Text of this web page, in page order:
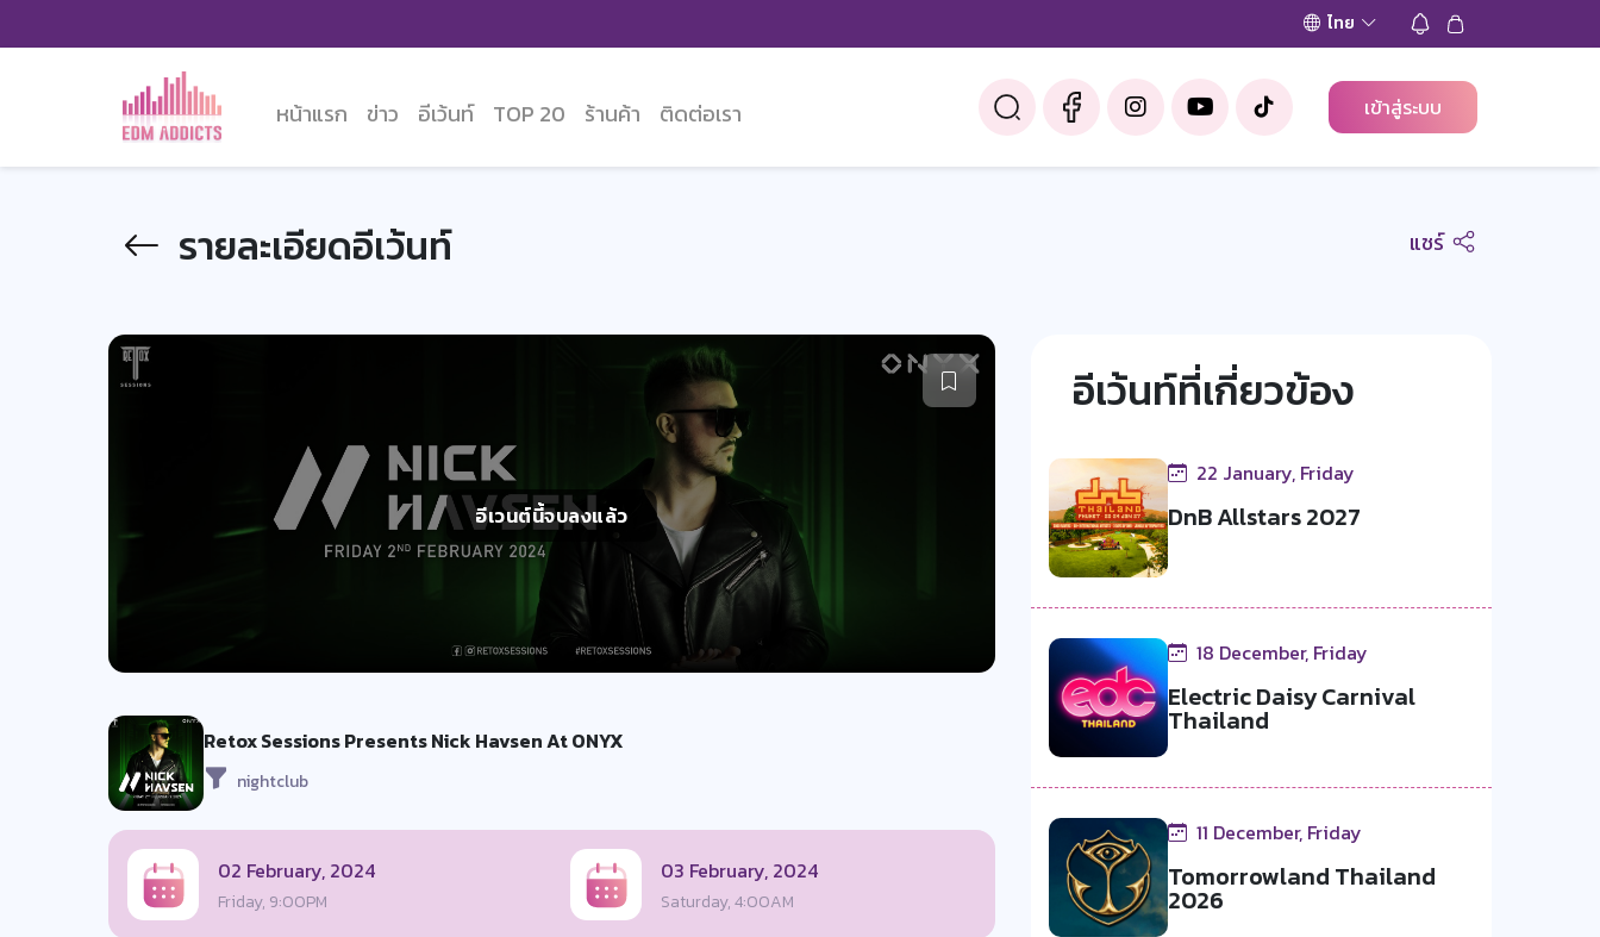
ไทย
หน้าแรก ข่าว อีเว้นท์ TOP 20 ร้านค้า ติดต่อเรา เข้าสู่ระบบ
รายละเอียดอีเว้นท์ แชร์
อีเวนต์นี้จบลงแล้ว
Retox Sessions Presents Nick Havsen At ONYX
nightclub
02 February, 2024
Friday, 9:00PM
03 February, 2024
Saturday, 4:00AM
อีเว้นท์ที่เกี่ยวข้อง
22 January, Friday
DnB Allstars 2027
18 December, Friday
Electric Daisy Carnival
Thailand
11 December, Friday
Tomorrowland Thailand
2026